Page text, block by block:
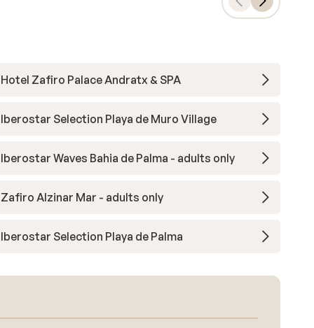
Hotel Zafiro Palace Andratx & SPA
Iberostar Selection Playa de Muro Village
Iberostar Waves Bahia de Palma - adults only
Zafiro Alzinar Mar - adults only
Iberostar Selection Playa de Palma